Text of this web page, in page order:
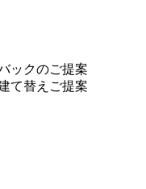
ックのご提案
て替えご提案